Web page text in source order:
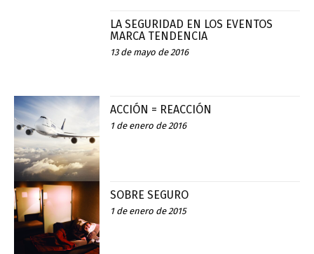
LA SEGURIDAD EN LOS EVENTOS
MARCA TENDENCIA
13 de mayo de 2016
ACCIÓN = REACCIÓN
1 de enero de 2016
SOBRE SEGURO
1 de enero de 2015